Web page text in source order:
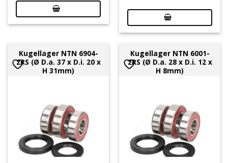
Kugellager NTN 6904-
2RS (Ø D.a. 37 x D.i. 20 x
H 31mm)
Kugellager NTN 6001-
2RS (Ø D.a. 28 x D.i. 12 x
H 8mm)